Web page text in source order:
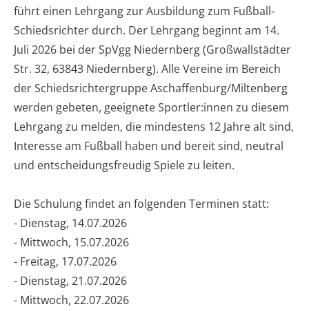
führt einen Lehrgang zur Ausbildung zum Fußball-
Schiedsrichter durch. Der Lehrgang beginnt am 14.
Juli 2026 bei der SpVgg Niedernberg (Großwallstädter
Str. 32, 63843 Niedernberg). Alle Vereine im Bereich
der Schiedsrichtergruppe Aschaffenburg/Miltenberg
werden gebeten, geeignete Sportler:innen zu diesem
Lehrgang zu melden, die mindestens 12 Jahre alt sind,
Interesse am Fußball haben und bereit sind, neutral
und entscheidungsfreudig Spiele zu leiten.
Die Schulung findet an folgenden Terminen statt:
- Dienstag, 14.07.2026
- Mittwoch, 15.07.2026
- Freitag, 17.07.2026
- Dienstag, 21.07.2026
- Mittwoch, 22.07.2026